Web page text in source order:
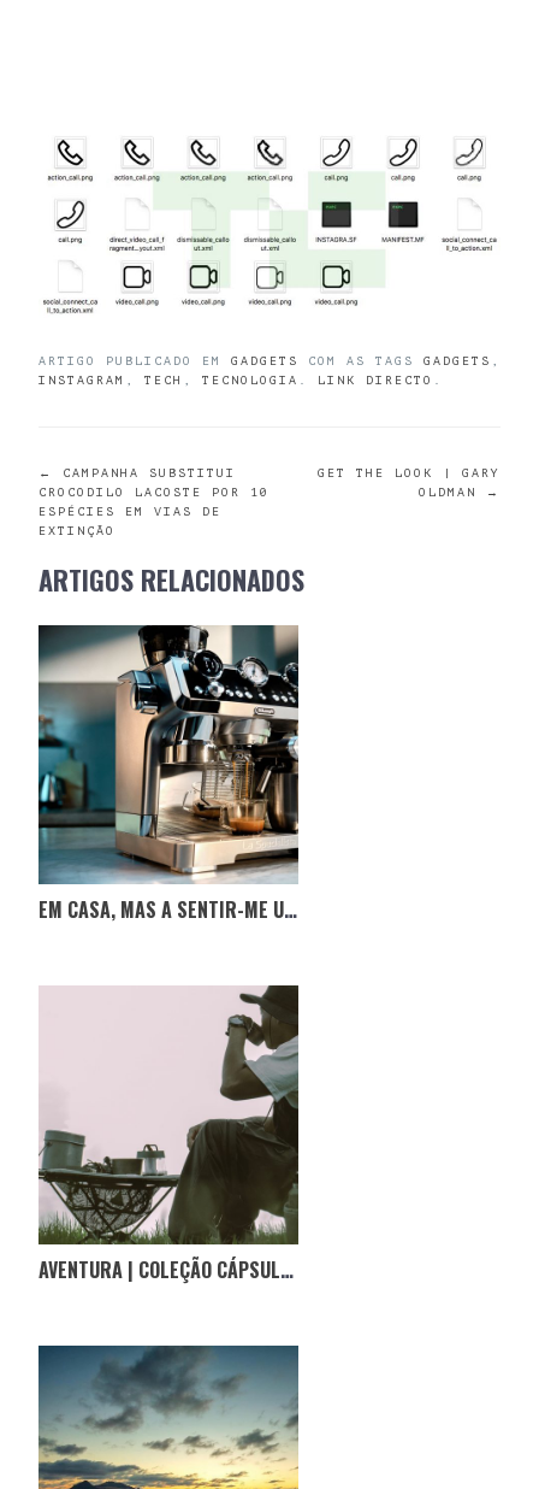
ARTIGO PUBLICADO EM GADGETS COM AS TAGS GADGETS
INSTAGRAM
TECH TECNOLOGIA LINK DIRECTO
POST
NAVIGATION
←
CAMPANHA SUBSTITUI
CROCODILO LACOSTE POR 10
ESPÉCIES EM VIAS DE
EXTINÇÃO
GET THE LOOK | GARY
OLDMAN
→
ARTIGOS RELACIONADOS
EM CASA, MAS A SENTIR-ME UM EXPERT NO CAFÉ
AVENTURA | COLEÇÃO CÁPSULA DA INVINCIBLE COM A HELINOX